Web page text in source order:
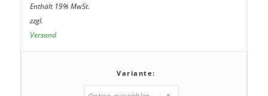
Enthält 19% MwSt.
zzgl.
Versand
Variante: